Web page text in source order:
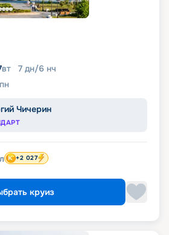
вт 7 дн/6 нч
пн
Чичерин
+2 027
круиз